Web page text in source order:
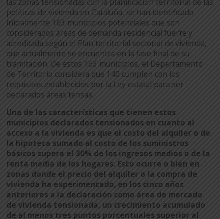
las zonas tensionadas con la planificación territorial de las
políticas de vivienda en Cataluña, se han identificado
inicialmente 163 municipios potenciales que son
considerados áreas de demanda residencial fuerte y
acreditada según el Plan territorial sectorial de vivienda,
que actualmente se encuentra en la fase final de su
tramitación. De estos 163 municipios, el Departamento
de Territorio considera que 140 cumplen con los
requisitos establecidos por la Ley estatal para ser
declarados áreas tensas.
Una de las características que tienen estos
municipios declarados tensionados en cuanto al
acceso a la vivienda es que el costo del alquiler o de
la hipoteca sumado al costo de los suministros
básicos supera el 30% de los ingresos medios o de la
renta media de los hogares. Esto ocurre o bien en
zonas donde el precio del alquiler o la compra de
vivienda ha experimentado, en los cinco años
anteriores a la declaración como área de mercado
de vivienda tensionada, un crecimiento acumulado
de al menos tres puntos porcentuales superior al